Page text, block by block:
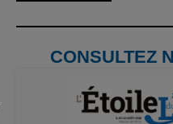
CONSULTEZ